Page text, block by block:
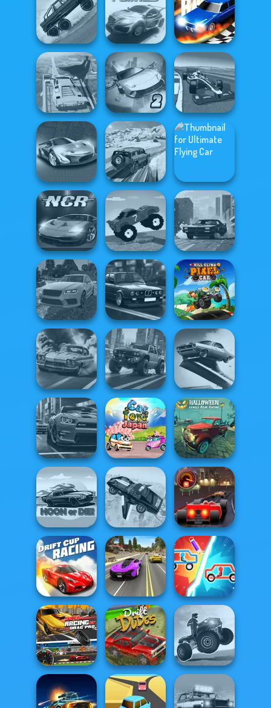
Carnage Battle
Arena
Parking Fury 3D:
Beach City 2
Mr. Racer
Hill Climbing
Mania
Rally Point 3 Drag Race 3D
Super Hero
Driving School
Ultimate Flying
Car 2
Grand Extreme
Grand Cyber City
SUV Snow
Driving 3D
Ultimate Flying
Car
Night City Racing
Funny Mad
Racing
City Rider
Real Drift
Multiplayer
Highway Cars
Traffic Racer
Hill Climb Pixel
Car
3D Car Simulator 4x4 Offroader
Agame: Stunt
Cars
Real City Driver Car Toys: Japan
Halloween
Lonely Road
Racing
Hoon or Die Flying Police Car Sprint Club Nitro
Drift Cup Racing
Street Car Race
Ultimate
Draw Car Fight